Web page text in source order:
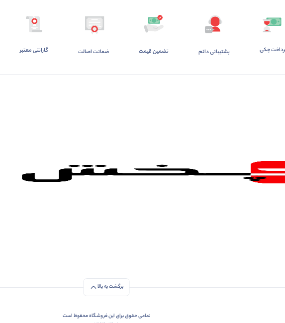
چکی پشتیبانی دائم تضمین قیمت ضمانت اصالت گارانتی معتبر
برگشت به بالا
تمامی حقوق برای این فروشگاه محفوظ است